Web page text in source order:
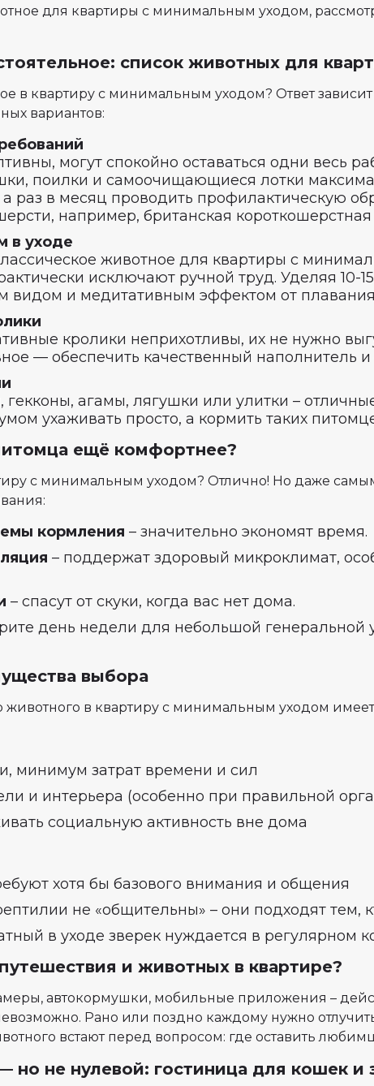
для квартиры с минимальным уходом,
список животных для
в квартиру с минимальным уходом? Ответ
вариантов:
могут спокойно оставаться одни весь
поилки и самоочищающиеся лотки
раз в месяц проводить профилактическую
например, британская короткошерстная
в уходе
животное для квартиры с
исключают ручной труд. Уделяя
видом и медитативным эффектом от
кролики неприхотливы, их не нужно
— обеспечить качественный наполнитель
гекконы, агамы, лягушки или улитки –
ухаживать просто, а кормить таких
ещё комфортнее?
с минимальным уходом? Отлично! Но даже
кормления – значительно экономят время.
– поддержат здоровый микроклимат,
– спасут от скуки, когда вас нет дома.
день недели для небольшой генеральной
выбора
в квартиру с минимальным уходом
минимум затрат времени и сил
и интерьера (особенно при правильной
социальную активность вне дома
хотя бы базового внимания и общения
не «общительны» – они подходят тем,
в уходе зверек нуждается в регулярном
и животных в квартире?
автокормушки, мобильные приложения –
Рано или поздно каждому нужно
встают перед вопросом: где оставить
не нулевой: гостиница для кошек и